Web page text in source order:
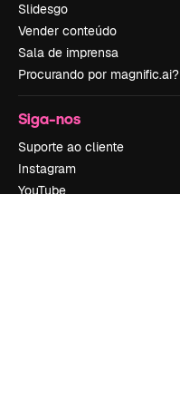
Slidesgo
Vender conteúdo
Sala de imprensa
Procurando por magnific.ai?
Siga-nos
Suporte ao cliente
Instagram
YouTube